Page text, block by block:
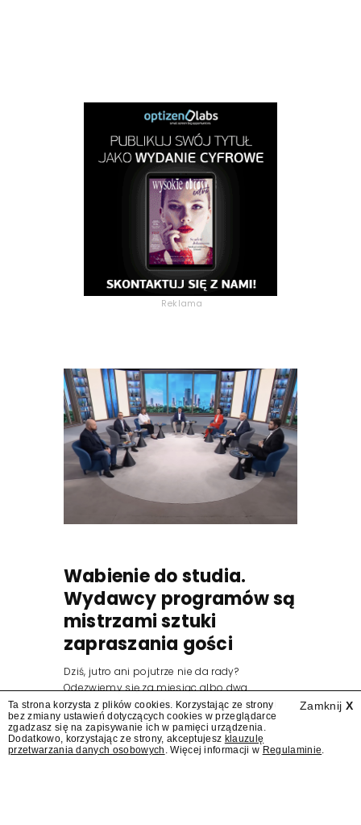
Reklama
Wabienie do studia.
Wydawcy programów są
mistrzami sztuki
zapraszania gości
Dziś, jutro ani pojutrze nie da rady?
Odezwiemy się za miesiąc albo dwa.
Wydawcy programów są mistrzami sztuki
zapraszania gości.
Zamknij X
Ta strona korzysta z plików cookies. Korzystając ze strony
bez zmiany ustawień dotyczących cookies w przeglądarce
zgadzasz się na zapisywanie ich w pamięci urządzenia.
Dodatkowo, korzystając ze strony, akceptujesz klauzulę
przetwarzania danych osobowych . Więcej informacji w Regulaminie.